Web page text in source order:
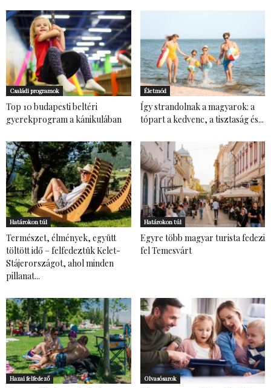
Családi programok
Top 10 budapesti beltéri
gyerekprogram a kánikulában
Életmód
Így strandolnak a magyarok: a
tópart a kedvenc, a tisztaság és...
Határokon túl
Természet, élmények, együtt
töltött idő – felfedeztük Kelet-
Stájerországot, ahol minden
pillanat...
Határokon túl
Egyre több magyar turista fedezi
fel Temesvárt
Hazai felfedező Olvasósarok